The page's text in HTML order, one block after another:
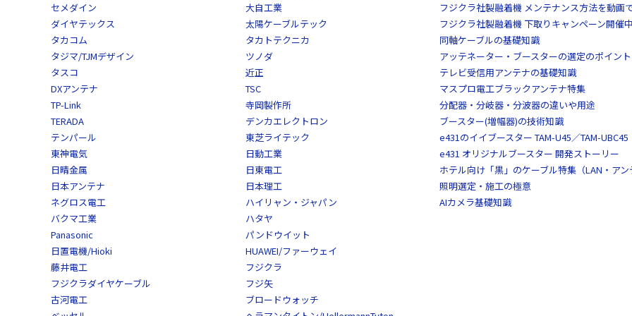
セメダイン
大自工業
ダイヤテックス
太陽ケーブルテック
タカコム
タカトテクニカ
タジマ/TJMデザイン
ツノダ
タスコ
近正
DXアンテナ
TSC
TP-Link
寺岡製作所
TERADA
デンカエレクトロン
テンパール
東芝ライテック
東神電気
日動工業
日晴金属
日東電工
日本アンテナ
日本理工
ネグロス電工
ハイリャン・ジャパン
バクマ工業
ハタヤ
Panasonic
パンドウイット
日置電機/Hioki
HUAWEI/ファーウェイ
藤井電工
フジクラ
フジクラダイヤケーブル
フジ矢
古河電工
ブロードウォッチ
フジクラ社製融着機 メンテナンス方法を動画
フジクラ社製融着機 下取りキャンペーン開催中
同軸ケーブルの基礎知識
アッテネーター・ブースターの選定のポイント
テレビ受信用アンテナの基礎知識
マスプロ電工ブラックアンテナ特集
分配器・分岐器・分波器の違いや用途
ブースター(増幅器)の技術知識
e431のイイブースター TAM-U45／TAM-UBC45
e431 オリジナルブースター 開発ストーリー
ホテル向け「黒」のケーブル特集（LAN・アン
照明選定・施工の極意
AIカメラ基礎知識